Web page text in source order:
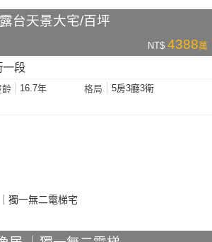
台天景大宅/百坪
NT$ 4388萬
一段
齡 16.7年 格局
5房3廳3衛